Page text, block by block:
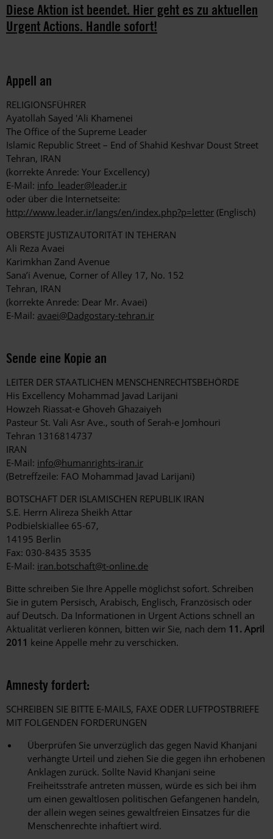
Diese Aktion ist beendet. Hier geht es zu aktuellen
Urgent Actions. Handle sofort!
Appell an
RELIGIONSFÜHRER
Ayatollah Sayed 'Ali Khamenei
The Office of the Supreme Leader
Islamic Republic Street – End of Shahid Keshvar Doust Street
Tehran, IRAN
(korrekte Anrede: Your Excellency)
E-Mail: info_leader@leader.ir
oder über die Internetseite:
http://www.leader.ir/langs/en/index.php?p=letter (Englisch)
OBERSTE JUSTIZAUTORITÄT IN TEHERAN
Ali Reza Avaei
Karimkhan Zand Avenue
Sana’i Avenue, Corner of Alley 17, No. 152
Tehran, IRAN
(korrekte Anrede: Dear Mr. Avaei)
E-Mail: avaei@Dadgostary-tehran.ir
Sende eine Kopie an
LEITER DER STAATLICHEN MENSCHENRECHTSBEHÖRDE
His Excellency Mohammad Javad Larijani
Howzeh Riassat-e Ghoveh Ghazaiyeh
Pasteur St. Vali Asr Ave., south of Serah-e Jomhouri
Tehran 1316814737
IRAN
E-Mail: info@humanrights-iran.ir
(Betreffzeile: FAO Mohammad Javad Larijani)
BOTSCHAFT DER ISLAMISCHEN REPUBLIK IRAN
S.E. Herrn Alireza Sheikh Attar
Podbielskiallee 65-67,
14195 Berlin
Fax: 030-8435 3535
E-Mail: iran.botschaft@t-online.de
Bitte schreiben Sie Ihre Appelle möglichst sofort. Schreiben
Sie in gutem Persisch, Arabisch, Englisch, Französisch oder
auf Deutsch. Da Informationen in Urgent Actions schnell an
Aktualität verlieren können, bitten wir Sie, nach dem 11. April
2011 keine Appelle mehr zu verschicken.
Amnesty fordert:
SCHREIBEN SIE BITTE E-MAILS, FAXE ODER LUFTPOSTBRIEFE
MIT FOLGENDEN FORDERUNGEN
Überprüfen Sie unverzüglich das gegen Navid Khanjani
verhängte Urteil und ziehen Sie die gegen ihn erhobenen
Anklagen zurück. Sollte Navid Khanjani seine
Freiheitsstrafe antreten müssen, würde es sich bei ihm
um einen gewaltlosen politischen Gefangenen handeln,
der allein wegen seines gewaltfreien Einsatzes für die
Menschenrechte inhaftiert wird.